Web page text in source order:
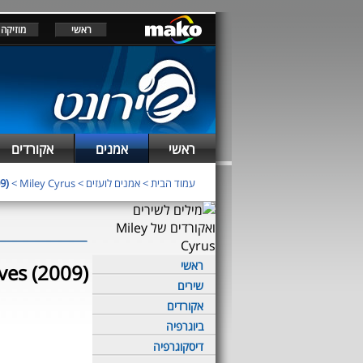
ראשי מוזיקה
ראשי אמנים אקורדים
עמוד הבית>אמנים לועזים >
Miley Cyrus
>
ראשי
שירים
אקורדים
ביוגרפיה
דיסקוגרפיה
(2009)